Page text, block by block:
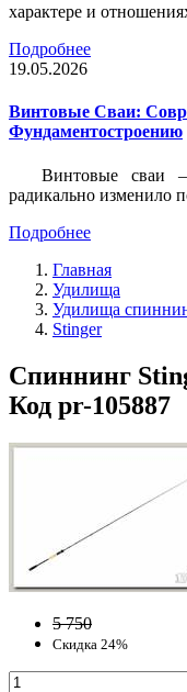
характере и
Подробнее
19.05.2026
Винтовые Сваи:
Фундаментостроению
Винтовые сваи
радикально изменило
Подробнее
Главная
Удилища
Удилища
Stinger
Спиннинг
Код pr-105887
5 750
Скидка 24%